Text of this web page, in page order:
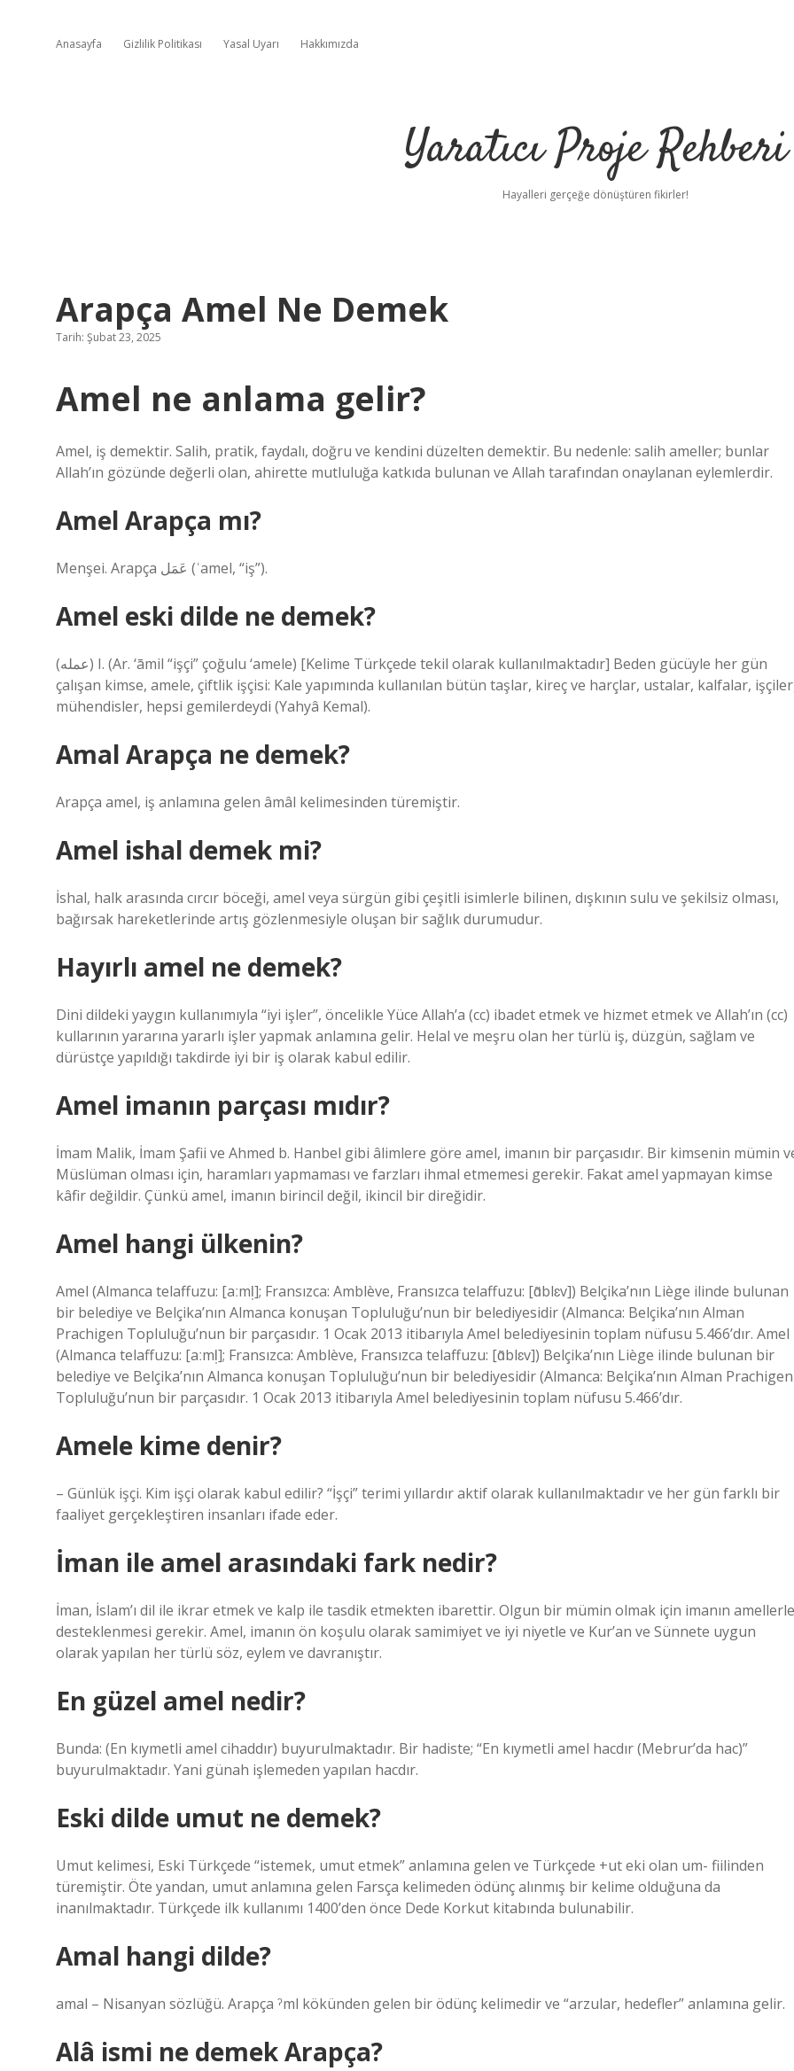
Anasayfa Gizlilik Politikası Yasal Uyarı Hakkımızda
Yaratıcı Proje Rehberi
Hayalleri gerçeğe dönüştüren fikirler!
Arapça Amel Ne Demek
Tarih: Şubat 23, 2025
Amel ne anlama gelir?
Amel, iş demektir. Salih, pratik, faydalı, doğru ve kendini düzelten demektir. Bu nedenle: salih ameller; bunlar
Allah’ın gözünde değerli olan, ahirette mutluluğa katkıda bulunan ve Allah tarafından onaylanan eylemlerdir.
Amel Arapça mı?
Menşei. Arapça عَمَل‎ (ʿamel, “iş”).
Amel eski dilde ne demek?
(ﻋﻤﻠﻪ) I. (Ar. ‘āmil “işçi” çoğulu ‘amele) [Kelime Türkçede tekil olarak kullanılmaktadır] Beden gücüyle her gün
çalışan kimse, amele, çiftlik işçisi: Kale yapımında kullanılan bütün taşlar, kireç ve harçlar, ustalar, kalfalar,
mühendisler, hepsi gemilerdeydi (Yahyâ Kemal).
Amal Arapça ne demek?
Arapça amel, iş anlamına gelen âmâl kelimesinden türemiştir.
Amel ishal demek mi?
İshal, halk arasında cırcır böceği, amel veya sürgün gibi çeşitli isimlerle bilinen, dışkının sulu ve şekilsiz olması,
bağırsak hareketlerinde artış gözlenmesiyle oluşan bir sağlık durumudur.
Hayırlı amel ne demek?
Dini dildeki yaygın kullanımıyla “iyi işler”, öncelikle Yüce Allah’a (cc) ibadet etmek ve hizmet etmek ve Allah’ın (cc)
kullarının yararına yararlı işler yapmak anlamına gelir. Helal ve meşru olan her türlü iş, düzgün, sağlam ve
dürüstçe yapıldığı takdirde iyi bir iş olarak kabul edilir.
Amel imanın parçası mıdır?
İmam Malik, İmam Şafii ve Ahmed b. Hanbel gibi âlimlere göre amel, imanın bir parçasıdır. Bir kimsenin mümin
Müslüman olması için, haramları yapmaması ve farzları ihmal etmemesi gerekir. Fakat amel yapmayan kimse
kâfir değildir. Çünkü amel, imanın birincil değil, ikincil bir direğidir.
Amel hangi ülkenin?
Amel (Almanca telaffuzu: [aːml̩]; Fransızca: Amblève, Fransızca telaffuzu: [ɑ̃blɛv]) Belçika’nın Liège ilinde bulunan
bir belediye ve Belçika’nın Almanca konuşan Topluluğu’nun bir belediyesidir (Almanca: Belçika’nın Alman
Prachigen Topluluğu’nun bir parçasıdır. 1 Ocak 2013 itibarıyla Amel belediyesinin toplam nüfusu 5.466’dır. Amel
(Almanca telaffuzu: [aːml̩]; Fransızca: Amblève, Fransızca telaffuzu: [ɑ̃blɛv]) Belçika’nın Liège ilinde bulunan bir
belediye ve Belçika’nın Almanca konuşan Topluluğu’nun bir belediyesidir (Almanca: Belçika’nın Alman Prachigen
Topluluğu’nun bir parçasıdır. 1 Ocak 2013 itibarıyla Amel belediyesinin toplam nüfusu 5.466’dır.
Amele kime denir?
– Günlük işçi. Kim işçi olarak kabul edilir? “İşçi” terimi yıllardır aktif olarak kullanılmaktadır ve her gün farklı bir
faaliyet gerçekleştiren insanları ifade eder.
İman ile amel arasındaki fark nedir?
İman, İslam’ı dil ile ikrar etmek ve kalp ile tasdik etmekten ibarettir. Olgun bir mümin olmak için imanın amellerle
desteklenmesi gerekir. Amel, imanın ön koşulu olarak samimiyet ve iyi niyetle ve Kur’an ve Sünnete uygun
olarak yapılan her türlü söz, eylem ve davranıştır.
En güzel amel nedir?
Bunda: (En kıymetli amel cihaddır) buyurulmaktadır. Bir hadiste; “En kıymetli amel hacdır (Mebrur’da hac)”
buyurulmaktadır. Yani günah işlemeden yapılan hacdır.
Eski dilde umut ne demek?
Umut kelimesi, Eski Türkçede “istemek, umut etmek” anlamına gelen ve Türkçede +ut eki olan um- fiilinden
türemiştir. Öte yandan, umut anlamına gelen Farsça kelimeden ödünç alınmış bir kelime olduğuna da
inanılmaktadır. Türkçede ilk kullanımı 1400’den önce Dede Korkut kitabında bulunabilir.
Amal hangi dilde?
amal – Nisanyan sözlüğü. Arapça ˀml kökünden gelen bir ödünç kelimedir ve “arzular, hedefler” anlamına gelir.
Alâ ismi ne demek Arapça?